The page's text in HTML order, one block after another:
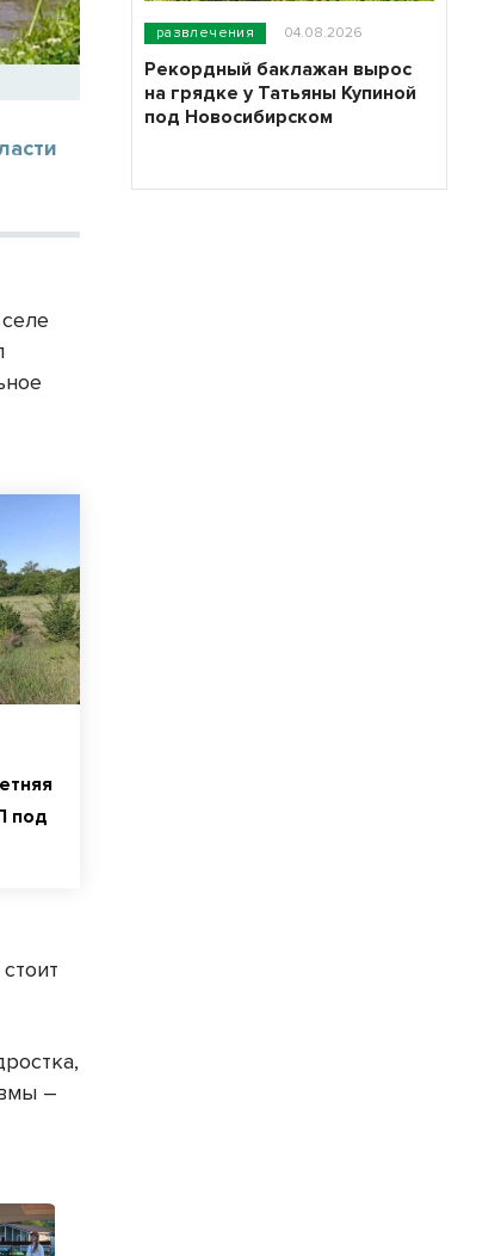
под
–
развлечения 04.08.2026
Рекордный баклажан вырос
на грядке у Татьяны Купиной
под Новосибирском